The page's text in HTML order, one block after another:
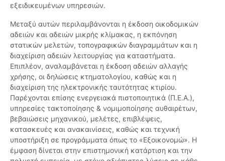
εξειδικευμένων υπηρεσιών.
Μεταξύ αυτών περιλαμβάνονται η έκδοση οικοδομικών
αδειών και αδειών μικρής κλίμακας, η εκπόνηση
στατικών μελετών, τοπογραφικών διαγραμμάτων και η
διαχείριση αδειών λειτουργίας για καταστήματα.
Επιπλέον, αναλαμβάνεται η έκδοση αδειών αλλαγής
χρήσης, οι δηλώσεις κτηματολογίου, καθώς και η
διαχείριση της ηλεκτρονικής ταυτότητας κτιρίου.
Παρέχονται επίσης ενεργειακά πιστοποιητικά (Π.Ε.Α.),
υπηρεσίες τακτοποίησης & νομιμοποίησης αυθαιρέτων,
βεβαιώσεις μηχανικού, μελέτες, επιβλέψεις,
κατασκευές και ανακαινίσεις, καθώς και τεχνική
υποστήριξη σε προγράμματα όπως το «Εξοικονομώ». Η
έμφαση δίνεται στην επιστημονική κατάρτιση και την